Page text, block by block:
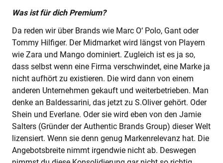
Was ist für dich Premium?
Da reden wir über Brands wie Marc O‘ Polo, Gant oder
Tommy Hilfiger. Der Midmarket wird längst von Playern
wie Zara und Mango dominiert. Zugleich ist es ja so,
dass selbst wenn eine Firma verschwindet, eine Marke ja
nicht aufhört zu existieren. Die wird dann von einem
anderen Unternehmen gekauft und weiterbetrieben. Man
denke an Baldessarini, das jetzt zu S.Oliver gehört. Oder
Shein und Everlane. Oder sie wird eben von den Jamie
Salters (Gründer der Authentic Brands Group) dieser Welt
lizensiert. Wenn sie denn genug Markenrelevanz hat. Die
Angebotsbreite nimmt irgendwie nicht ab. Deswegen